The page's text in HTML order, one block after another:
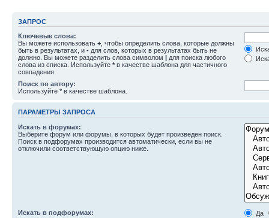
ЗАПРОС
Ключевые слова:
Вы можете использовать + , чтобы определить слова, которые должны
быть в результатах, и - для слов, которых в результатах быть не
должно. Вы можете разделить слова символом | для поиска любого
слова из списка. Используйте * в качестве шаблона для частичного
совпадения.
Поиск по автору:
Используйте * в качестве шаблона.
ПАРАМЕТРЫ ЗАПРОСА
Искать в форумах:
Выберите форум или форумы, в которых будет произведен поиск.
Поиск в подфорумах производится автоматически, если вы не
отключили соответствующую опцию ниже.
Искать в подфорумах:
Да